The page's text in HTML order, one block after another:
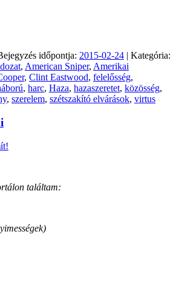
időpontja: 2015-02-24 | Kategória:
, American Sniper, Amerikai
, Clint Eastwood, felelősség,
, harc, Haza, hazaszeretet, közösség,
, szerelem, szétszakító elvárások, virtus
találtam: